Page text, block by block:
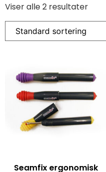
Viser alle 2 resultater
Seamfix ergonomisk